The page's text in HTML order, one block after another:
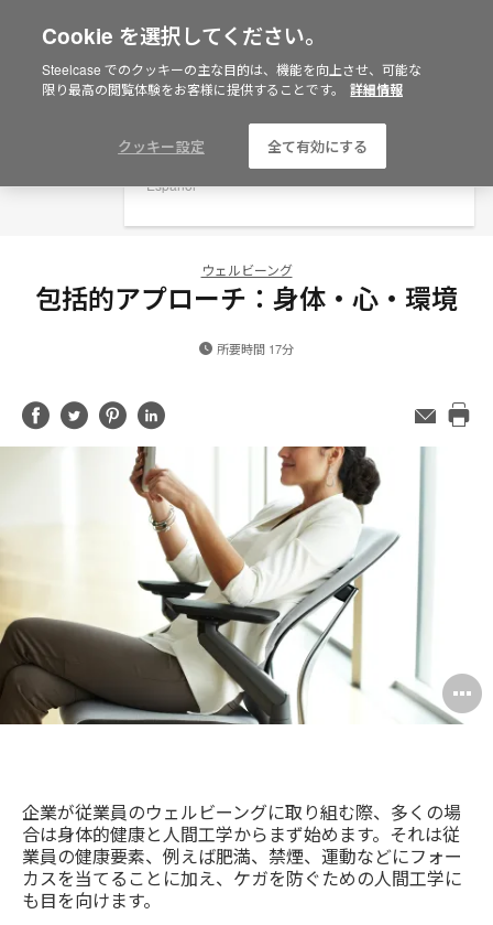
Are you in United States?
Would you like to see Products we sell in
Americas
Español
ウェルビーング
包括的アプローチ：身体・心・環境
所要時間 17分
Share
on
Facebook
Share
on
Twitter
Share
on
Pinterest
Share
LinkedIn
メ
企業が従業員のウェルビーングに取り組む際、多くの場
合は身体的健康と人間工学からまず始めます。それは従
業員の健康要素、例えば肥満、禁煙、運動などにフォー
カスを当てることに加え、ケガを防ぐための人間工学に
も目を向けます。
Cookie を選択してください。
Steelcase でのクッキーの主な目的は、機能を向上させ、可能な
限り最高の閲覧体験をお客様に提供することです。
詳細情報
クッキー設定 全て有効にする